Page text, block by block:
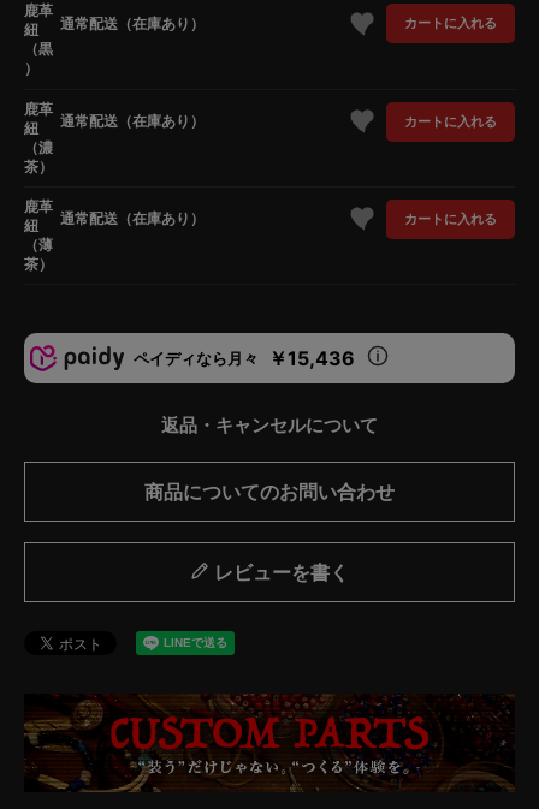
鹿革
紐
（黒
）
通常配送（在庫あり） カートに入れる
鹿革
紐
（濃
茶）
通常配送（在庫あり） カートに入れる
鹿革
紐
（薄
茶）
通常配送（在庫あり） カートに入れる
ペイディなら月々 ￥15,436
返品・キャンセルについて
商品についてのお問い合わせ
レビューを書く